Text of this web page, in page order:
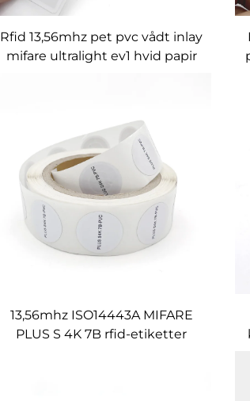
Rfid 13,56mhz pet pvc vådt inlay
mifare ultralight ev1 hvid papir
13,56mhz ISO14443A MIFARE
PLUS S 4K 7B rfid-etiketter